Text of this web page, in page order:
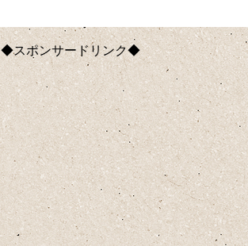
◆スポンサードリンク◆